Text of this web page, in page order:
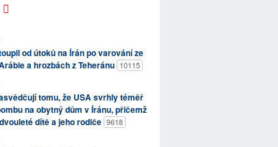
od útoků na Írán po varování ze
a hrozbách z Teheránu 10115
tomu, že USA svrhly téměř
na obytný dům v Íránu, přičemž
dítě a jeho rodiče 9618